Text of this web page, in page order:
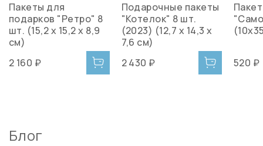
Пакеты для
подарков "Ретро" 8
шт. (15,2 x 15,2 x 8,9
см)
2 160 ₽
Подарочные пакеты
"Котелок" 8 шт.
(2023) (12,7 х 14,3 х
7,6 см)
2 430 ₽
520 ₽
Блог